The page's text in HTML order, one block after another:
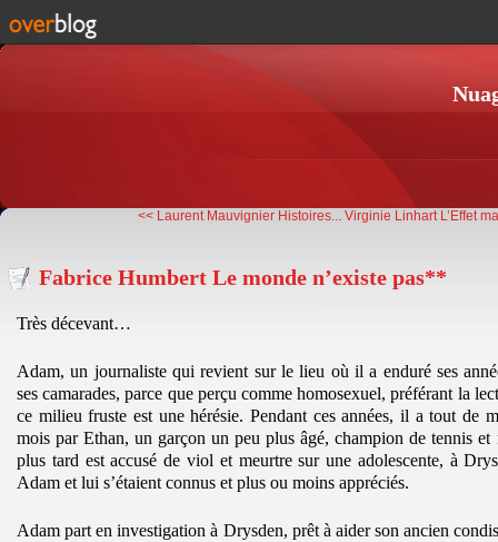
<< Laurent Mauvignier Histoires... Virginie Linhart L’Effet
Fabrice Humbert Le monde n’existe pas**
Très décevant…
Adam, un journaliste qui revient sur le lieu où il a enduré ses
ses camarades, parce que perçu comme homosexuel, préférant la
ce milieu fruste est une hérésie. Pendant ces années, il a tout de
mois par Ethan, un garçon un peu plus âgé, champion de tennis
plus tard est accusé de viol et meurtre sur une adolescente, à
Adam et lui s’étaient connus et plus ou moins appréciés.
Adam part en investigation à Drysden, prêt à aider son ancien